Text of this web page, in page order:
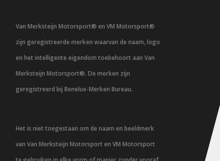
Van Merksteijn Motorsport® en VM Motorsport®
zijn geregistreerde merken waarvan de naam, logo
en het intelligente eigendom toebehoort aan Van
Merksteijn Motorsport®. De merken zijn
geregistreerd bij Benelux-Merken Bureau.
Het is niet toegestaan om de naam en beeldmerk
van Van Merksteijn Motorsport en VM Motorsport